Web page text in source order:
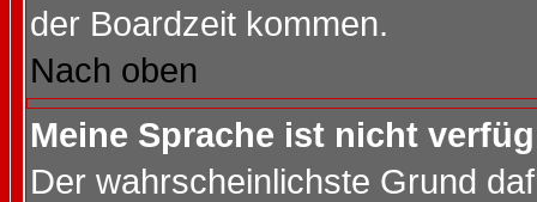
der Boardzeit kommen.
Nach oben
Meine Sprache ist nicht
Der wahrscheinlichste Grund